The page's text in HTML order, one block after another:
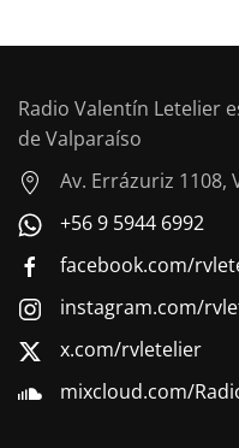
Radio Valentín Letelier
de Valparaíso
Av. Errázuriz 1108,
+56 9 5944 6992
facebook.com/
instagram.com/
x.com/rvletelier
mixcloud.com/